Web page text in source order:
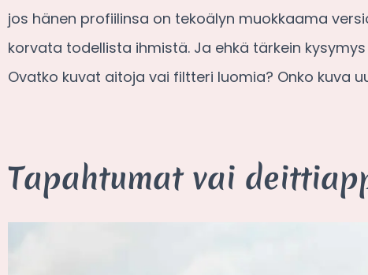
jos hänen profiilinsa on tekoälyn muokkaama
korvata todellista ihmistä. Ja ehkä tärkein
Ovatko kuvat aitoja vai filtteri luomia? Onko kuva
Tapahtumat vai